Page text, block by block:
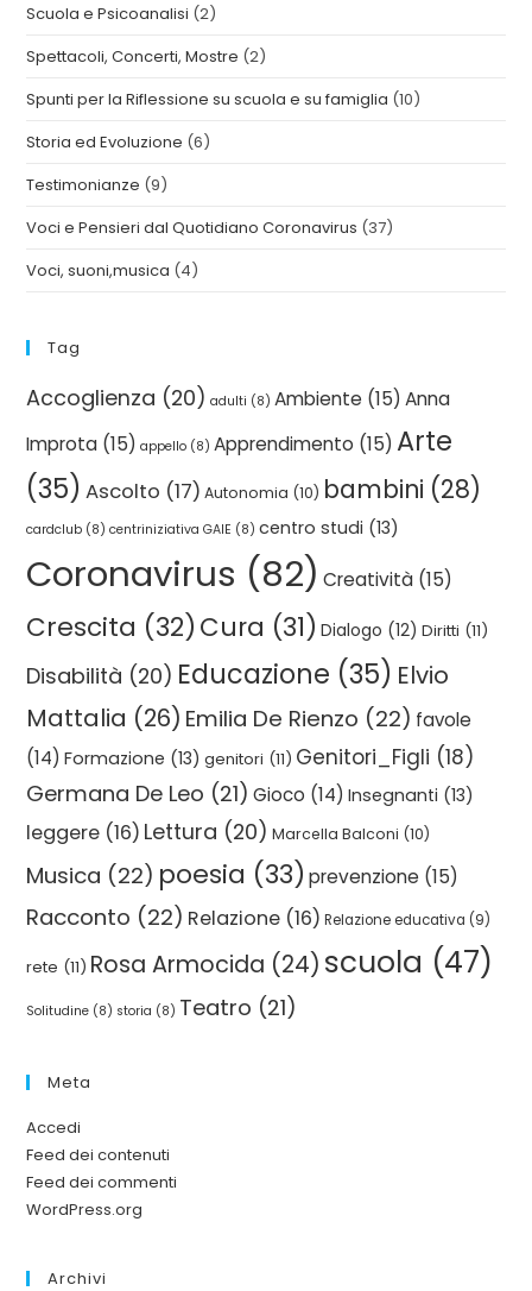
Scuola e Psicoanalisi (2)
Spettacoli, Concerti, Mostre (2)
Spunti per la Riflessione su scuola e su famiglia (10)
Storia ed Evoluzione (6)
Testimonianze (9)
Voci e Pensieri dal Quotidiano Coronavirus (37)
Voci, suoni,musica (4)
Tag
Accoglienza (20) adulti (8) Ambiente (15) Anna
Improta (15) appello (8) Apprendimento (15) Arte
(35) Ascolto (17) Autonomia (10) bambini (28)
cardclub (8) centriniziativa GAIE (8) centro studi (13)
Coronavirus (82) Creatività (15)
Crescita (32)Cura (31) Dialogo (12) Diritti (11)
Disabilità (20) Educazione (35) Elvio
Mattalia (26) Emilia De Rienzo (22) favole
(14) Formazione (13) genitori (11) Genitori_Figli (18)
Germana De Leo (21) Gioco (14) Insegnanti (13)
leggere (16) Lettura (20) Marcella Balconi (10)
Musica (22) poesia (33) prevenzione (15)
Racconto (22) Relazione (16) Relazione educativa (9)
rete (11) Rosa Armocida (24) scuola (47)
Solitudine (8) storia (8) Teatro (21)
Meta
Accedi
Feed dei contenuti
Feed dei commenti
WordPress.org
Archivi